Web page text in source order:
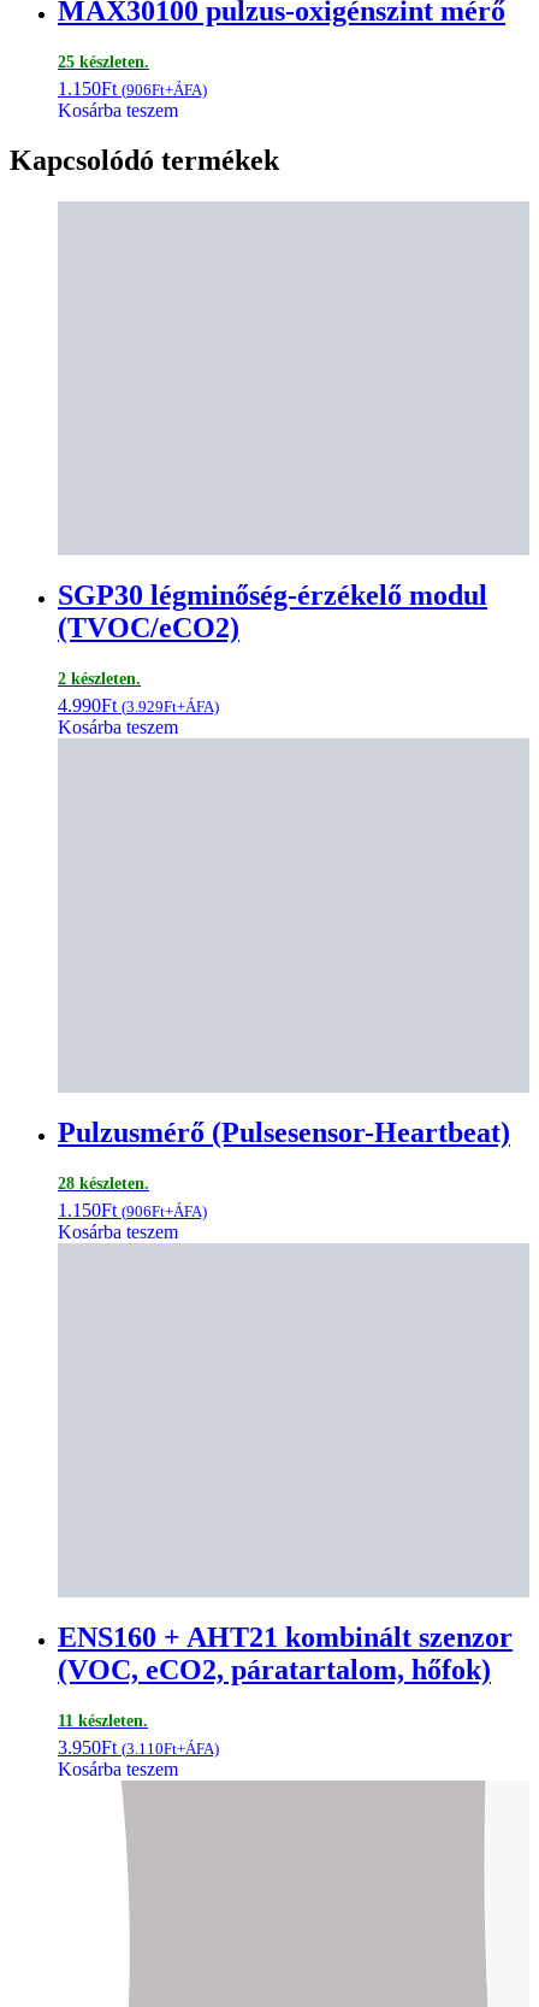
MAX30100 pulzus-oxigénszint mérő
25 készleten.
1.150Ft (906Ft+ÁFA)
Kosárba teszem
Kapcsolódó termékek
SGP30 légminőség-érzékelő modul
(TVOC/eCO2)
2 készleten.
4.990Ft (3.929Ft+ÁFA)
Kosárba teszem
Pulzusmérő (Pulsesensor-Heartbeat)
28 készleten.
1.150Ft (906Ft+ÁFA)
Kosárba teszem
ENS160 + AHT21 kombinált szenzor
(VOC, eCO2, páratartalom, hőfok)
11 készleten.
3.950Ft (3.110Ft+ÁFA)
Kosárba teszem